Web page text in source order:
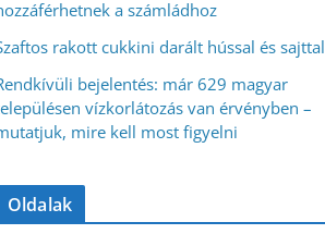
a számládhoz
rakott cukkini darált hússal és sajttal
bejelentés: már 629 magyar
vízkorlátozás van érvényben –
mire kell most figyelni
Oldalak